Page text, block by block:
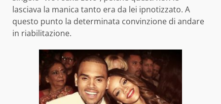
lasciava la manica tanto era da lei ipnotizzato. A
questo punto la determinata convinzione di andare
in riabilitazione.